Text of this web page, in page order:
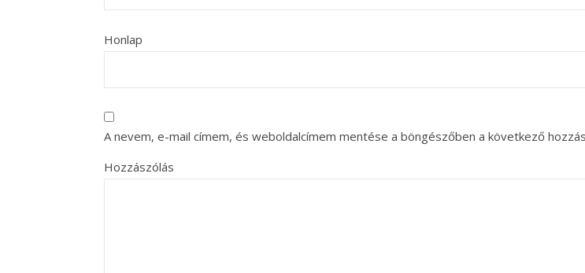
Honlap
A nevem, e-mail címem, és weboldalcímem mentése a böngészőben a következő
Hozzászólás